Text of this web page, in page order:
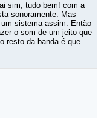
sim, tudo bem! com a
sonoramente. Mas
sistema assim. Então
o som de um jeito que
resto da banda é que